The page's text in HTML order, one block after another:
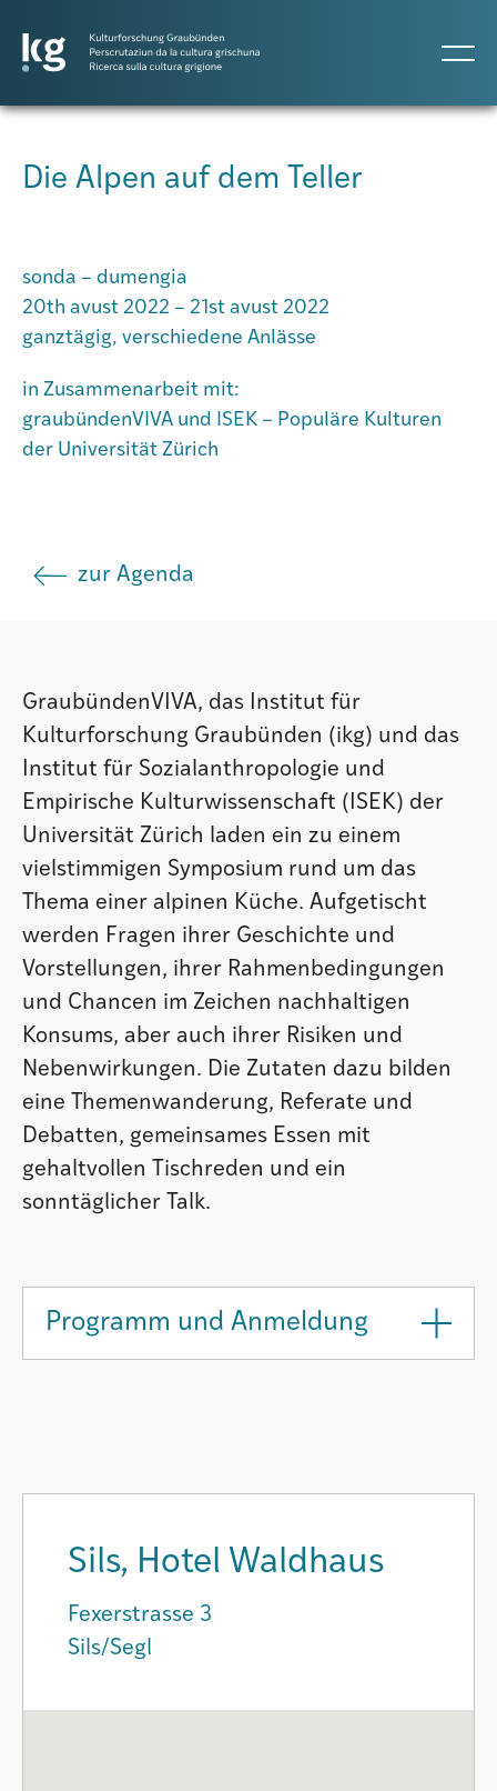
Publicaziuns
Persunas
Agenda
Atlas GR
Die Alpen auf dem Teller
sonda – dumengia
20th avust 2022 – 21st avust 2022
ganztägig, verschiedene Anlässe
in Zusammenarbeit mit:
graubündenVIVA und ISEK – Populäre Kulturen
der Universität Zürich
zur Agenda
GraubündenVIVA, das Institut für
Kulturforschung Graubünden (ikg) und das
Institut für Sozialanthropologie und
Empirische Kulturwissenschaft (ISEK) der
Universität Zürich laden ein zu einem
vielstimmigen Symposium rund um das
Thema einer alpinen Küche. Aufgetischt
werden Fragen ihrer Geschichte und
Vorstellungen, ihrer Rahmenbedingungen
und Chancen im Zeichen nachhaltigen
Konsums, aber auch ihrer Risiken und
Nebenwirkungen. Die Zutaten dazu bilden
eine Themenwanderung, Referate und
Debatten, gemeinsames Essen mit
gehaltvollen Tischreden und ein
sonntäglicher Talk.
Programm und Anmeldung
Sils, Hotel Waldhaus
Fexerstrasse 3
Sils/Segl